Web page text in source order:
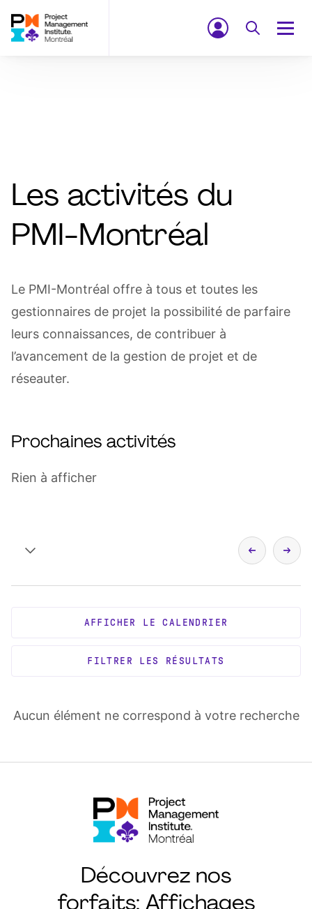
Les activités du
PMI-Montréal
Le PMI-Montréal offre à tous et toutes les
gestionnaires de projet la possibilité de parfaire
leurs connaissances, de contribuer à
l’avancement de la gestion de projet et de
réseauter.
Prochaines activités
Rien à afficher
AFFICHER LE CALENDRIER
FILTRER LES RÉSULTATS
Aucun élément ne correspond à votre recherche
Découvrez nos
forfaits: Affichages